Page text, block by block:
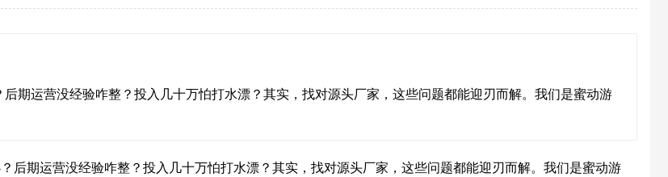
期运营没经验咋整？投入几十万怕打水漂？其实，找对源头厂家，这些问题都能迎刃而解。我们是蜜动游
后期运营没经验咋整？投入几十万怕打水漂？其实，找对源头厂家，这些问题都能迎刃而解。我们是蜜动游